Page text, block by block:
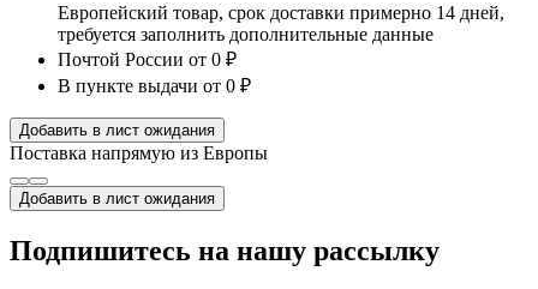
Европейский товар, срок доставки примерно 14 дней,
требуется заполнить дополнительные данные
Почтой России от 0 ₽
В пункте выдачи от 0 ₽
Добавить в лист ожидания
Поставка напрямую из Европы
Добавить в лист ожидания
Подпишитесь на нашу рассылку